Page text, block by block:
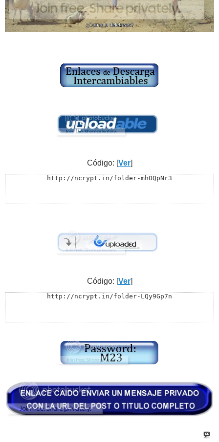
Código: [Ver]
http://ncrypt.in/folder-mhOQpNr3
Código: [Ver]
http://ncrypt.in/folder-LQy9Gp7n